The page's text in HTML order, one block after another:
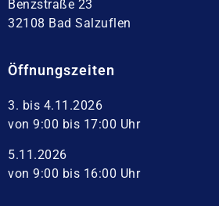
Benzstraße 23
32108 Bad Salzuflen
Öffnungszeiten
3. bis 4.11.2026
von 9:00 bis 17:00 Uhr
5.11.2026
von 9:00 bis 16:00 Uhr